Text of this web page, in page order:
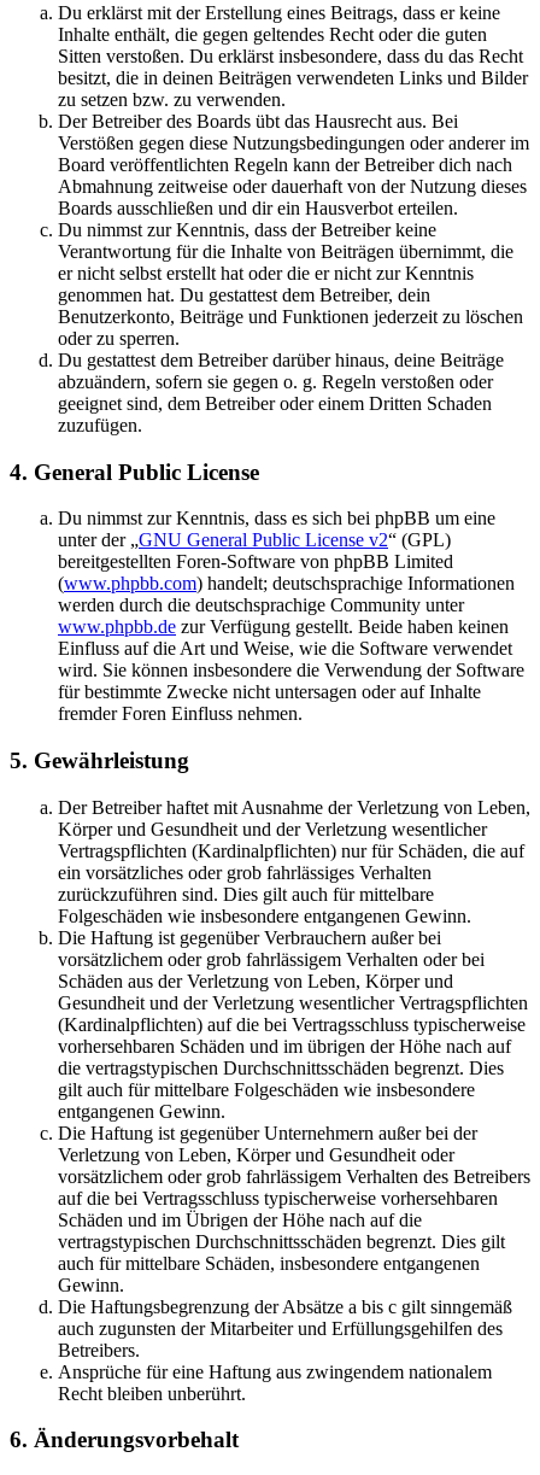
Du erklärst mit der Erstellung eines Beitrags, dass er keine
Inhalte enthält, die gegen geltendes Recht oder die guten
Sitten verstoßen. Du erklärst insbesondere, dass du das Recht
besitzt, die in deinen Beiträgen verwendeten Links und Bilder
zu setzen bzw. zu verwenden.
Der Betreiber des Boards übt das Hausrecht aus. Bei
Verstößen gegen diese Nutzungsbedingungen oder anderer im
Board veröffentlichten Regeln kann der Betreiber dich nach
Abmahnung zeitweise oder dauerhaft von der Nutzung dieses
Boards ausschließen und dir ein Hausverbot erteilen.
Du nimmst zur Kenntnis, dass der Betreiber keine
Verantwortung für die Inhalte von Beiträgen übernimmt, die
er nicht selbst erstellt hat oder die er nicht zur Kenntnis
genommen hat. Du gestattest dem Betreiber, dein
Benutzerkonto, Beiträge und Funktionen jederzeit zu löschen
oder zu sperren.
Du gestattest dem Betreiber darüber hinaus, deine Beiträge
abzuändern, sofern sie gegen o. g. Regeln verstoßen oder
geeignet sind, dem Betreiber oder einem Dritten Schaden
zuzufügen.
4. General Public License
Du nimmst zur Kenntnis, dass es sich bei phpBB um eine
unter der „GNU General Public License v2“ (GPL)
bereitgestellten Foren-Software von phpBB Limited
(www.phpbb.com) handelt; deutschsprachige Informationen
werden durch die deutschsprachige Community unter
www.phpbb.de zur Verfügung gestellt. Beide haben keinen
Einfluss auf die Art und Weise, wie die Software verwendet
wird. Sie können insbesondere die Verwendung der Software
für bestimmte Zwecke nicht untersagen oder auf Inhalte
fremder Foren Einfluss nehmen.
5. Gewährleistung
Der Betreiber haftet mit Ausnahme der Verletzung von Leben,
Körper und Gesundheit und der Verletzung wesentlicher
Vertragspflichten (Kardinalpflichten) nur für Schäden, die auf
ein vorsätzliches oder grob fahrlässiges Verhalten
zurückzuführen sind. Dies gilt auch für mittelbare
Folgeschäden wie insbesondere entgangenen Gewinn.
Die Haftung ist gegenüber Verbrauchern außer bei
vorsätzlichem oder grob fahrlässigem Verhalten oder bei
Schäden aus der Verletzung von Leben, Körper und
Gesundheit und der Verletzung wesentlicher Vertragspflichten
(Kardinalpflichten) auf die bei Vertragsschluss typischerweise
vorhersehbaren Schäden und im übrigen der Höhe nach auf
die vertragstypischen Durchschnittsschäden begrenzt. Dies
gilt auch für mittelbare Folgeschäden wie insbesondere
entgangenen Gewinn.
Die Haftung ist gegenüber Unternehmern außer bei der
Verletzung von Leben, Körper und Gesundheit oder
vorsätzlichem oder grob fahrlässigem Verhalten des Betreibers
auf die bei Vertragsschluss typischerweise vorhersehbaren
Schäden und im Übrigen der Höhe nach auf die
vertragstypischen Durchschnittsschäden begrenzt. Dies gilt
auch für mittelbare Schäden, insbesondere entgangenen
Gewinn.
Die Haftungsbegrenzung der Absätze a bis c gilt sinngemäß
auch zugunsten der Mitarbeiter und Erfüllungsgehilfen des
Betreibers.
Ansprüche für eine Haftung aus zwingendem nationalem
Recht bleiben unberührt.
6. Änderungsvorbehalt